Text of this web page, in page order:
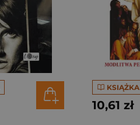
KSIĄŻKA
10,61 zł